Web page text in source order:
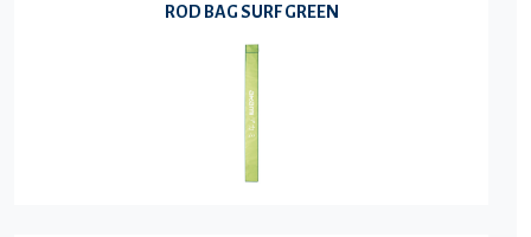
ROD BAG SURF GREEN